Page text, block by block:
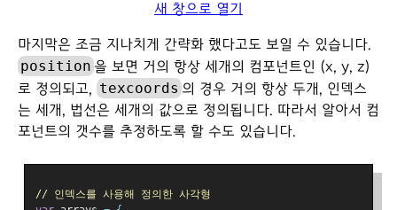
새 창으로 열기
마지막은 조금 지나치게 간략화 했다고도 보일 수 있습니다.
position 을 보면 거의 항상 세개의 컴포넌트인 (x, y, z)
로 정의되고, texcoords 의 경우 거의 항상 두개, 인덱스
는 세개, 법선은 세개의 값으로 정의됩니다. 따라서 알아서 컴
포넌트의 갯수를 추정하도록 할 수도 있습니다.
// 인덱스를 사용해 정의한 사각형